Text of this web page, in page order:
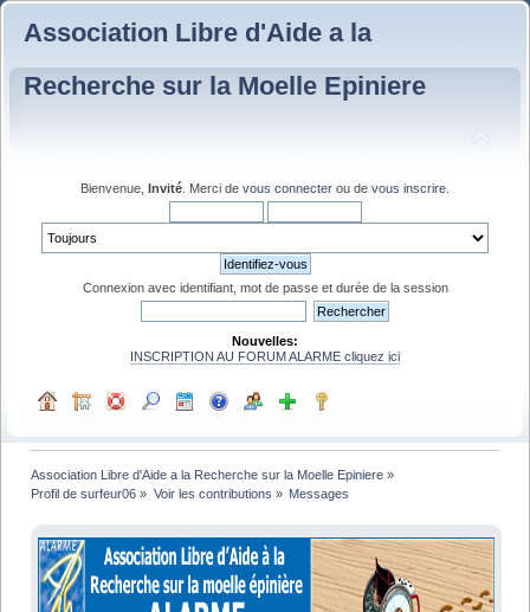
Association Libre d'Aide a la
Recherche sur la Moelle Epiniere
Bienvenue, Invité . Merci de vous connecter ou de vous inscrire
Connexion avec identifiant, mot de passe et durée de la session
Nouvelles:
INSCRIPTION AU FORUM ALARME cliquez ici
Association Libre d'Aide a la Recherche sur la Moelle Epiniere »
Profil de surfeur06 » Voir les contributions » Messages